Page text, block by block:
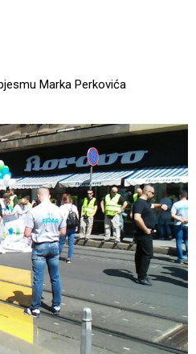
Marka Perkovića